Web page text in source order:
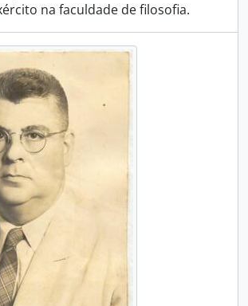
na faculdade de filosofia.